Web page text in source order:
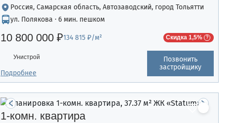
Россия, Самарская область, Автозаводский, город Тольятти
ул. Полякова · 6 мин. пешком
10 800 000 ₽134 815 ₽/м² Скидка 1,5%
Унистрой
Позвонить
застройщику
Подробнее
1-комн. квартира